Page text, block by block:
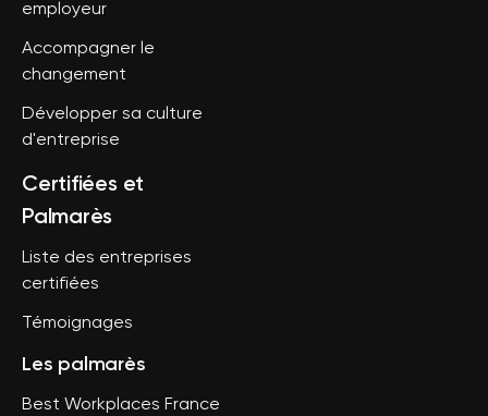
employeur
Accompagner le
changement
Développer sa culture
d'entreprise
Certifiées et
Palmarès
Liste des entreprises
certifiées
Témoignages
Les palmarès
Best Workplaces France